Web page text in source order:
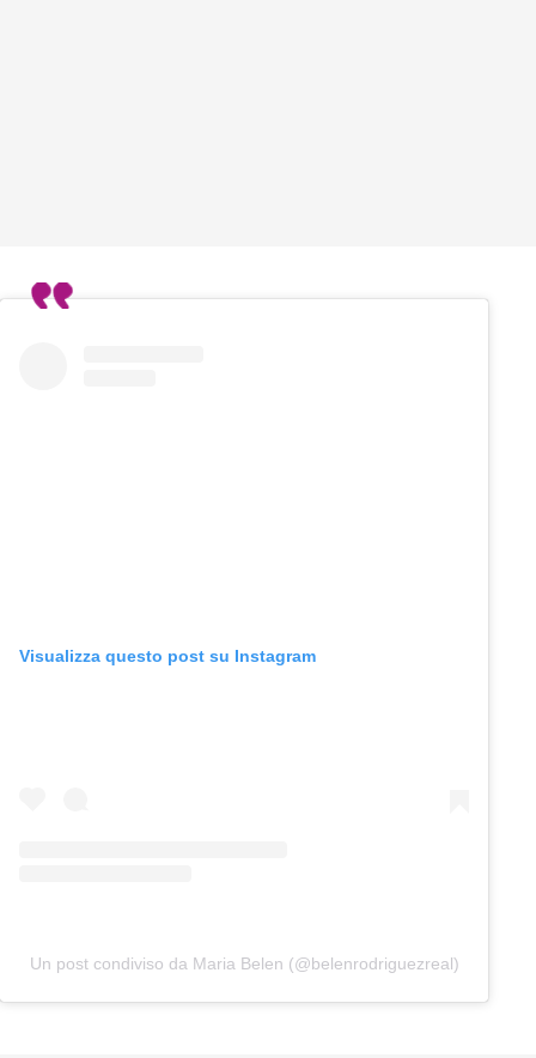
Visualizza questo post su Instagram
Un post condiviso da Maria Belen (@belenrodriguezreal)